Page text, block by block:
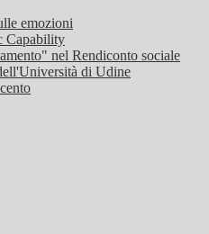
emozioni
Capability
nel Rendiconto sociale
di Udine